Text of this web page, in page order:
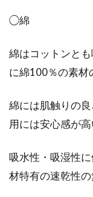
◯綿
綿はコットンと
に綿100％の素材
綿には肌触りの
用には安心感が高
吸水性・吸湿性
材特有の速乾性の